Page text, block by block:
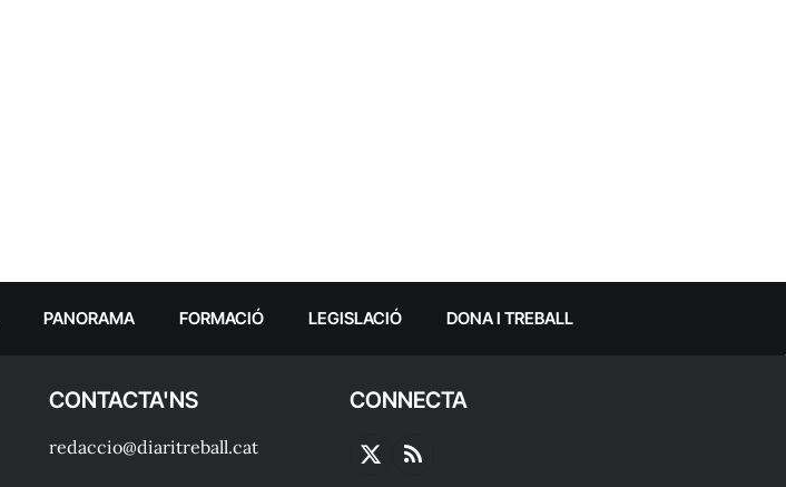
PANORAMA FORMACIÓ LEGISLACIÓ DONA I TREBALL
CONTACTA'NS
redaccio@diaritreball.cat
CONNECTA
X
RSS